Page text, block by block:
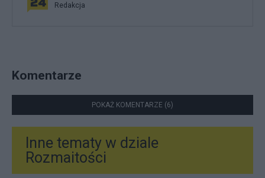
Redakcja
Komentarze
POKAŻ KOMENTARZE (6)
Inne tematy w dziale
Rozmaitości